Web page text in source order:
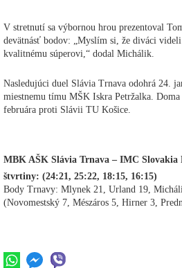
V stretnutí sa výbornou hrou prezentoval
devätnásť bodov: „Myslím si, že diváci
kvalitnému súperovi,“ dodal Michálik.
Nasledujúci duel Slávia Trnava odohrá 24.
miestnemu tímu MŠK Iskra Petržalka. Doma
februára proti Slávii TU Košice.
MBK AŠK Slávia Trnava – IMC Slovakia
štvrtiny: (24:21, 25:22, 18:15, 16:15)
Body Trnavy: Mlynek 21, Urland 19,
(Novomestský 7, Mészáros 5, Hirner 3,